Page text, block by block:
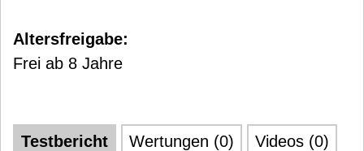
Altersfreigabe:
Frei ab 8 Jahre
Testbericht Wertungen (0)
Videos (0)